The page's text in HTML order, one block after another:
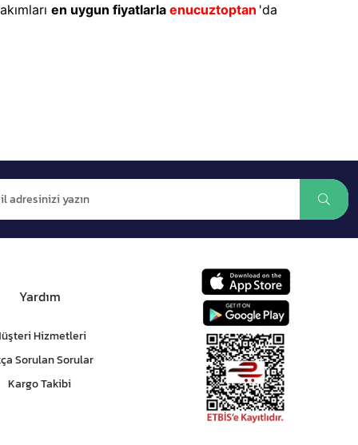
en uygun fiyatlarla enucuztoptan 'da
Yardım
Hizmetleri
Sorulan Sorular
Kargo Takibi